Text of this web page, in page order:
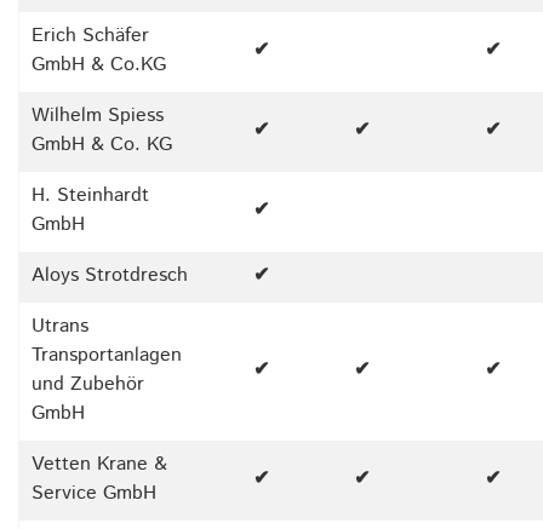
Erich Schäfer
GmbH & Co.KG
✔ ✔
Wilhelm Spiess
GmbH & Co. KG
✔ ✔ ✔
H. Steinhardt
GmbH
✔
Aloys Strotdresch
✔
Utrans
Transportanlagen
und Zubehör
GmbH
✔ ✔ ✔
Vetten Krane &
Service GmbH
✔ ✔ ✔